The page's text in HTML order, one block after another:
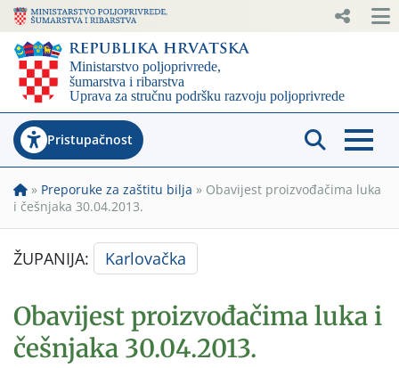
Pristupačnost
» Preporuke za zaštitu bilja » Obavijest proizvođačima luka
i češnjaka 30.04.2013.
ŽUPANIJA: Karlovačka
Obavijest proizvođačima luka i
češnjaka 30.04.2013.